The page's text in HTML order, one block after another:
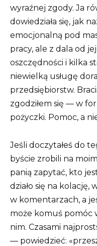
wyraźnej zgody. Ja
dowiedziała się, jak
emocjonalną pod
pracy, ale z dala od
oszczędności i kilka
niewielką usługę
przedsiębiorstw.
zgodziłem się — w
pożyczki. Pomoc, a
Jeśli doczytałeś do
byście zrobili na
panią zapytać, kto
działo się na
w komentarzach, a
może komuś pomóc
nim. Czasami
— powiedzieć: